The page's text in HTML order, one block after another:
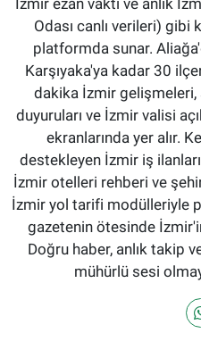
Odası canlı verileri)
platformda sunar.
Karşıyaka'ya kadar 30
dakika İzmir
duyuruları ve İzmir valisi
ekranlarında yer alır.
destekleyen İzmir iş
İzmir otelleri rehberi ve
İzmir yol tarifi modülleriyle
gazetenin ötesinde
Doğru haber, anlık takip
mühürlü sesi